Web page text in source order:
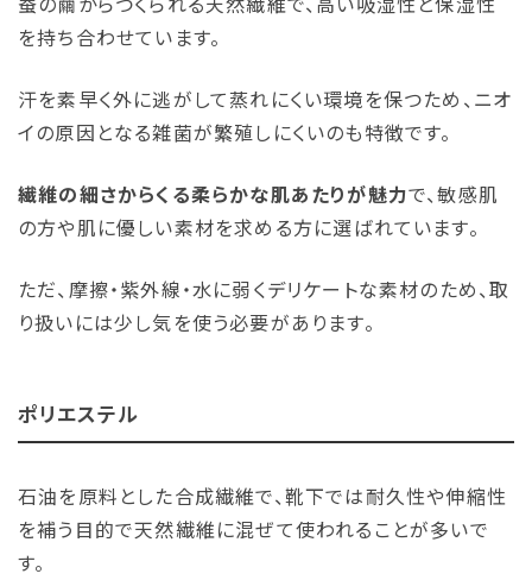
を持ち合わせています。
汗を素早く外に逃がして蒸れにくい環境を保つため、ニオ
イの原因となる雑菌が繁殖しにくいのも特徴です。
繊維の細さからくる柔らかな肌あたりが魅力で、敏感肌
の方や肌に優しい素材を求める方に選ばれています。
ただ、摩擦・紫外線・水に弱くデリケートな素材のため、取
り扱いには少し気を使う必要があります。
ポリエステル
石油を原料とした合成繊維で、靴下では耐久性や伸縮性
を補う目的で天然繊維に混ぜて使われることが多いで
す。